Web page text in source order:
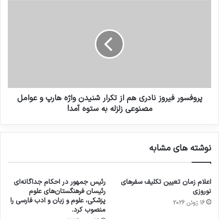
کنید، در نتیجه این اتفاق باعث ناامیدی‌تان می‌شود.
این سخن به معنی این نیست که شما نمی‌توانید
کلمات مناسب پیدا کنید؛ مشخص است که شما
می‌توانید این کار را بکنید. بلکه به معنی این است
که پیدا کردن مکان و زمان مناسب برای صحبت
کردن در مورد مسائل حساسی مثل آرزوهایتان کار
سختی است. به جای اینکه فکر صحبت کردن را از
سرتان بریرون کنید
پروفسور فیروز نادری هم از تکرار شنیدن واژه هارپ و عوامل
مصنوعی زلزله به ستوه آمد!
نوشته های مشابه
اعلام زمان تعیین تکلیف سفرهای
نوروزی
16 ژوئن 2026
رئیس جمهور در احکام جداگانه‌ای
رئیسان فرهنگستان‌های علوم
پزشکی، علوم و زبان و ادب فارسی را
منصوب کرد.